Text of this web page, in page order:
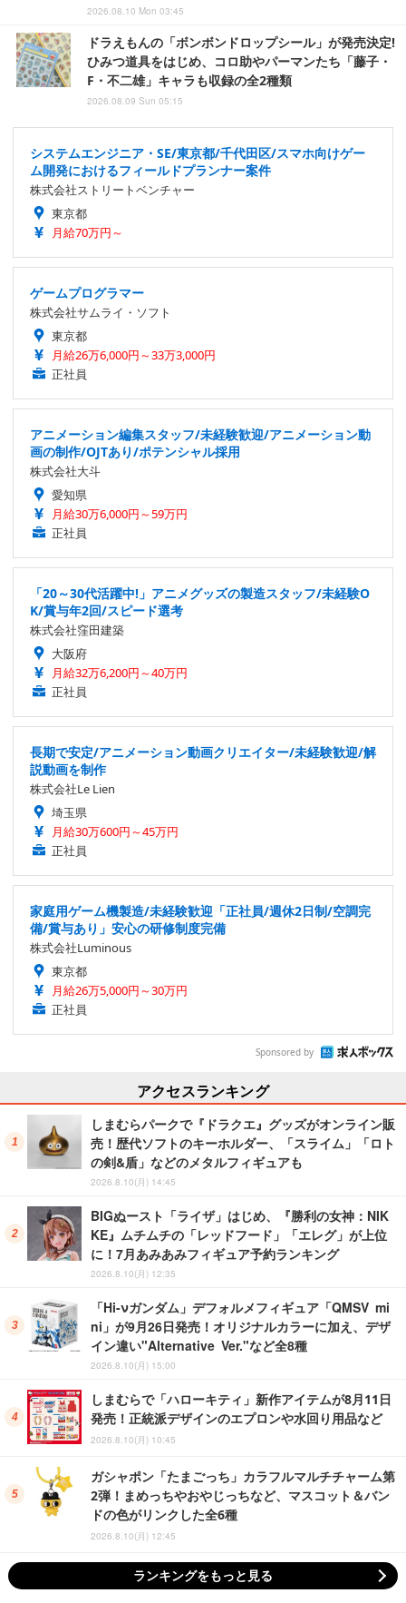
2026.08.10 Mon 03:45
ドラえもんの「ボンボンドロップシール」が発売決定!
ひみつ道具をはじめ、コロ助やパーマンたち「藤子・
F・不二雄」キャラも収録の全2種類
2026.08.09 Sun 05:15
システムエンジニア・SE/東京都/千代田区/スマホ向けゲー
ム開発におけるフィールドプランナー案件
株式会社ストリートベンチャー
東京都
月給70万円～
ゲームプログラマー
株式会社サムライ・ソフト
東京都
月給26万6,000円～33万3,000円
正社員
アニメーション編集スタッフ/未経験歓迎/アニメーション動
画の制作/OJTあり/ポテンシャル採用
株式会社大斗
愛知県
月給30万6,000円～59万円
正社員
「20～30代活躍中!」アニメグッズの製造スタッフ/未経験O
K/賞与年2回/スピード選考
株式会社窪田建築
大阪府
月給32万6,200円～40万円
正社員
長期で安定/アニメーション動画クリエイター/未経験歓迎/解
説動画を制作
株式会社Le Lien
埼玉県
月給30万600円～45万円
正社員
家庭用ゲーム機製造/未経験歓迎「正社員/週休2日制/空調完
備/賞与あり」安心の研修制度完備
株式会社Luminous
東京都
月給26万5,000円～30万円
正社員
Sponsored by
アクセスランキング
しまむらパークで『ドラクエ』グッズがオンライン販
売！歴代ソフトのキーホルダー、「スライム」「ロト
の剣&盾」などのメタルフィギュアも
2026.8.10(月) 14:45
BIGぬースト「ライザ」はじめ、『勝利の女神：NIK
KE』ムチムチの「レッドフード」「エレグ」が上位
に！7月あみあみフィギュア予約ランキング
2026.8.10(月) 12:35
「Hi-νガンダム」デフォルメフィギュア「QMSV mi
ni」が9月26日発売！オリジナルカラーに加え、デザ
イン違い"Alternative Ver."など全8種
2026.8.10(月) 15:00
しまむらで「ハローキティ」新作アイテムが8月11日
発売！正統派デザインのエプロンや水回り用品など
2026.8.10(月) 10:45
ガシャポン「たまごっち」カラフルマルチチャーム第
2弾！まめっちやおやじっちなど、マスコット＆バン
ドの色がリンクした全6種
2026.8.10(月) 12:45
ランキングをもっと見る